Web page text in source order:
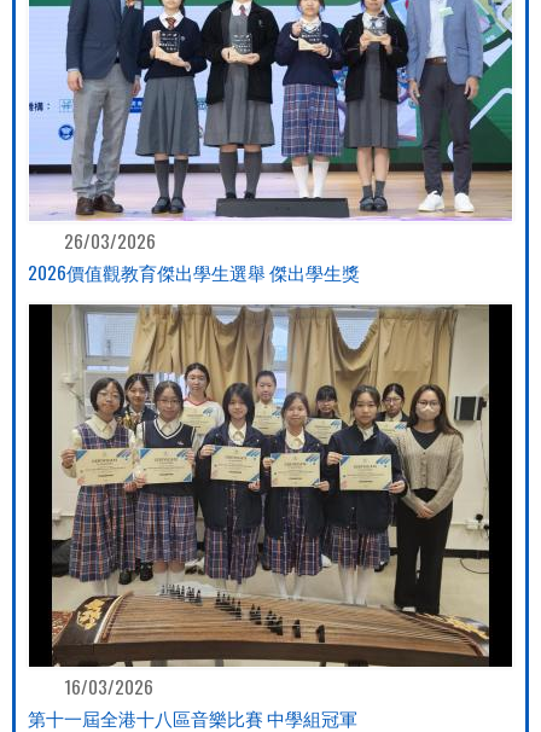
26/03/2026
2026價值觀教育傑出學生選舉 傑出學生獎
16/03/2026
第十一屆全港十八區音樂比賽 中學組冠軍